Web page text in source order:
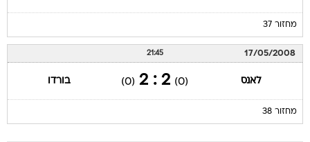
מחזור 37
17/05/2008
21:45
לאנס (0)
2 : 2
(0) בורדו
מחזור 38